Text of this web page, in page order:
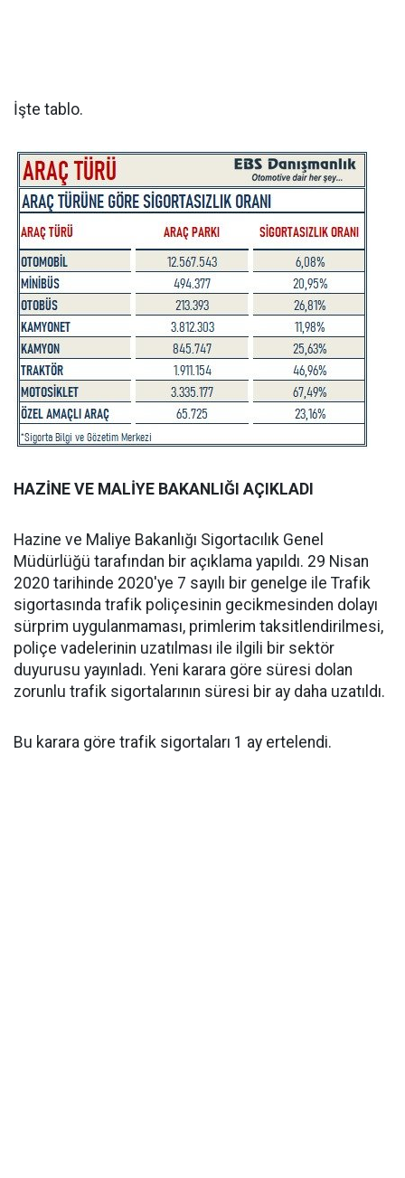
İşte tablo.
HAZİNE VE MALİYE BAKANLIĞI AÇIKLADI
Hazine ve Maliye Bakanlığı Sigortacılık Genel
Müdürlüğü tarafından bir açıklama yapıldı. 29 Nisan
2020 tarihinde 2020'ye 7 sayılı bir genelge ile Trafik
sigortasında trafik poliçesinin gecikmesinden dolayı
sürprim uygulanmaması, primlerim taksitlendirilmesi,
poliçe vadelerinin uzatılması ile ilgili bir sektör
duyurusu yayınladı. Yeni karara göre süresi dolan
zorunlu trafik sigortalarının süresi bir ay daha uzatıldı.
Bu karara göre trafik sigortaları 1 ay ertelendi.